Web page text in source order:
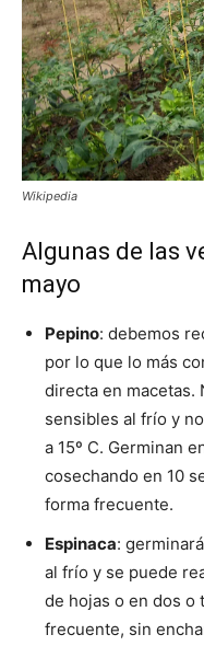
Wikipedia
Algunas de las
mayo
Pepino: debemos
por lo que lo más
directa en macetas.
sensibles al frío y
a 15º C. Germinan
cosechando en 10
forma frecuente.
Espinaca:
al frío y se puede
de hojas o en dos o
frecuente, sin